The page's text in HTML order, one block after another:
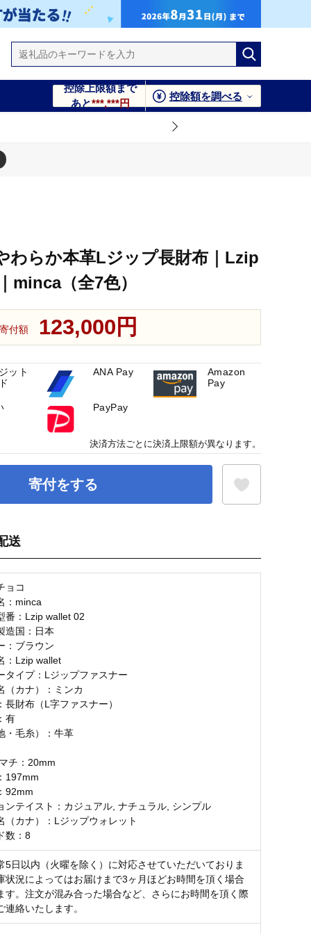
控除上限額まで
あと***,***円
控除額を調べる
わらか本革Lジップ長財布｜Lzip
minca（全7色）
寄付額 123,000円
寄付をする
送
ョコ
：minca
番：Lzip wallet 02
造国：日本
：ブラウン
：Lzip wallet
タイプ：Lジップファスナー
（カナ）：ミンカ
長財布（L字ファスナー）
有
・毛糸）：牛革
チ：20mm
197mm
92mm
ンテイスト：カジュアル, ナチュラル, シンプル
（カナ）：Lジップウォレット
数：8
5日以内（火曜を除く）に対応させていただいておりま
況によってはお届けまで3ヶ月ほどお時間を頂く場合
す。注文が混み合った場合など、さらにお時間を頂く際
連絡いたします。
ット
ANA Pay
Amazon
Pay
PayPay
決済方法ごとに決済上限額が異なります。